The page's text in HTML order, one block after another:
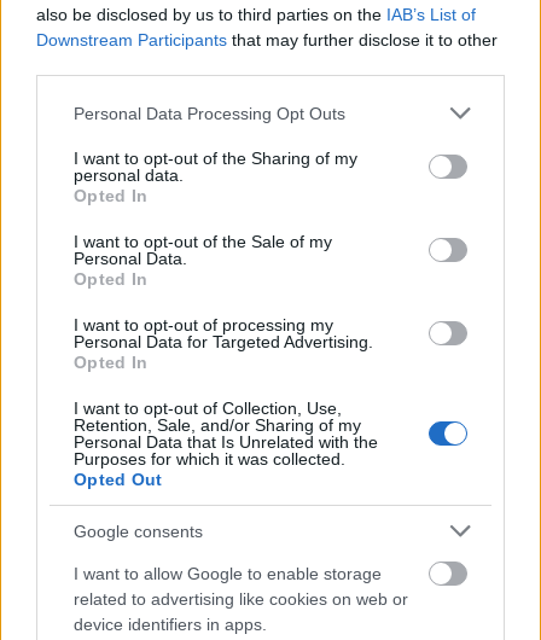
also be disclosed by us to third parties on the IAB’s List of
Downstream Participants that may further disclose it to other
Please note that this website/app uses one or more Google
not limited to your visit or usage behaviour. You may click to
grant or deny consent to Google and its third-party tags to
use your data for below specified purposes in below Google
consent section.
Personal Data Processing Opt Outs
I want to opt-out of the Sharing of my
personal data.
Opted In
I want to opt-out of the Sale of my
Personal Data.
Opted In
I want to opt-out of processing my
Personal Data for Targeted Advertising.
Opted In
I want to opt-out of Collection, Use,
Retention, Sale, and/or Sharing of my
Personal Data that Is Unrelated with the
Purposes for which it was collected.
Opted Out
Google consents
I want to allow Google to enable storage
related to advertising like cookies on web or
device identifiers in apps.
@Ulbert István [Typhoon]: A T2A viszi a nem-
Schengen utasokat, ami mintegy 65%, a
fapadosokkal együtt még több. A T2B viszi a nem-
különösen a nem-Schengenből nem Schengenbe
továbbutazó tranzit utasokat, akik száma a MALÉV
bedőléssel sajnos nagyot csökkent, de ettől még
vannak. Következésképpen a T2A és a T2B
határőrizeti okokból különböző és egymással fel
nem váltható és nem is keverhető funkciókkal
rendelkezik.
Ulbert István [Biyadhoo] (törölt)
14 éve
@mormix: Ez megint csak logisztikai kérdés, hogy a
két terminálon belül, hogyan lehetne szeparálni.
Nem hiszem ,hogy megoldhatatlan.
kvp
14 éve